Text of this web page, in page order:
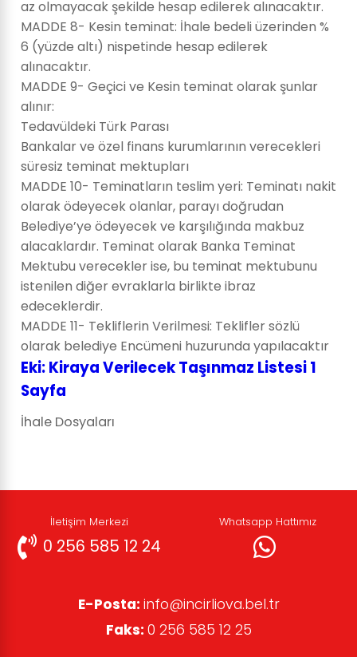
az olmayacak şekilde hesap edilerek alınacaktır.
MADDE 8- Kesin teminat: İhale bedeli üzerinden %
6 (yüzde altı) nispetinde hesap edilerek
alınacaktır.
MADDE 9- Geçici ve Kesin teminat olarak şunlar
alınır:
Tedavüldeki Türk Parası
Bankalar ve özel finans kurumlarının verecekleri
süresiz teminat mektupları
MADDE 10- Teminatların teslim yeri: Teminatı nakit
olarak ödeyecek olanlar, parayı doğrudan
Belediye’ye ödeyecek ve karşılığında makbuz
alacaklardır. Teminat olarak Banka Teminat
Mektubu verecekler ise, bu teminat mektubunu
istenilen diğer evraklarla birlikte ibraz
edeceklerdir.
MADDE 11- Tekliflerin Verilmesi: Teklifler sözlü
olarak belediye Encümeni huzurunda yapılacaktır
Eki: Kiraya Verilecek Taşınmaz Listesi 1
Sayfa
İhale Dosyaları
İletişim Merkezi
0 256 585 12 24
Whatsapp Hattımız
E-Posta: info@incirliova.bel.tr
Faks: 0 256 585 12 25